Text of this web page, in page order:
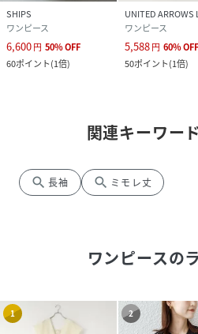
SHIPS
ワンピース
6,600円 50%OFF
60ポイント(1倍)
ワンピース
5,588円 60%OFF
50ポイント(1倍)
関連キーワー
search 長袖 search ミモレ丈
ワンピースの
1 2